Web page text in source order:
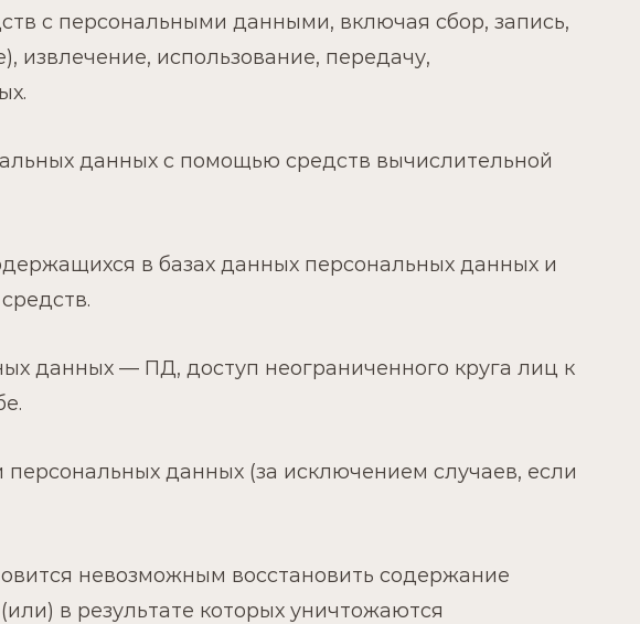
с персональными данными, включая сбор, запись,
извлечение, использование, передачу,
данных с помощью средств вычислительной
в базах данных персональных данных и
данных — ПД, доступ неограниченного круга лиц к
данных (за исключением случаев, если
невозможным восстановить содержание
в результате которых уничтожаются